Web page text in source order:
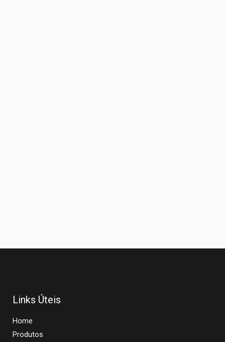
Links Úteis
Home
Produtos